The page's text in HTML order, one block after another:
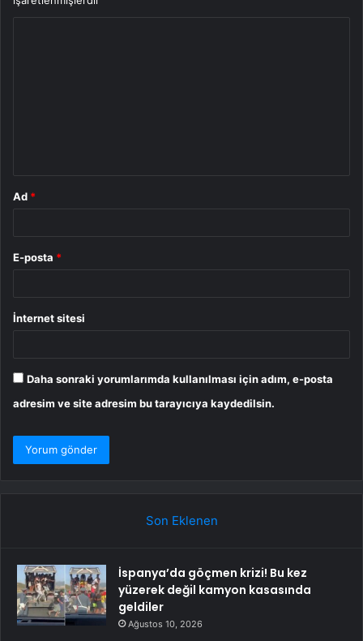
Ad *
E-posta *
İnternet sitesi
Daha sonraki yorumlarımda kullanılması için adım, e-posta
adresim ve site adresim bu tarayıcıya kaydedilsin.
Son Eklenen
İspanya’da göçmen krizi! Bu kez
yüzerek değil kamyon kasasında
geldiler
Ağustos 10, 2026